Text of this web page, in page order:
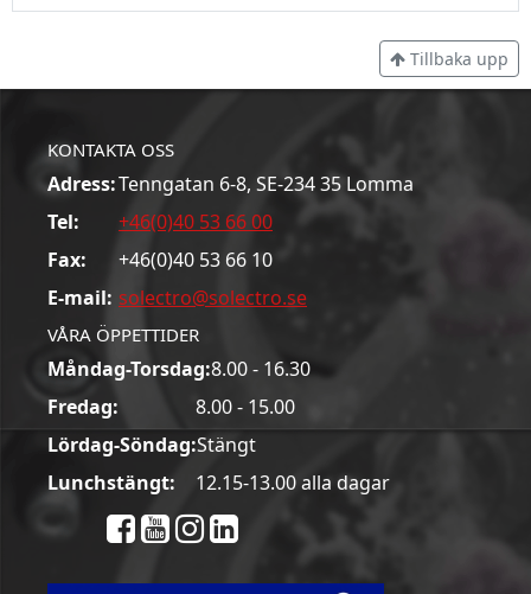
Tillbaka upp
KONTAKTA OSS
Adress:Tenngatan 6-8, SE-234 35 Lomma
Tel:
+46(0)40 53 66 00
Fax:
+46(0)40 53 66 10
E-mail: solectro@solectro.se
VÅRA ÖPPETTIDER
Måndag-Torsdag:8.00 - 16.30
Fredag:
8.00 - 15.00
Lördag-Söndag:Stängt
Lunchstängt:
12.15-13.00 alla dagar